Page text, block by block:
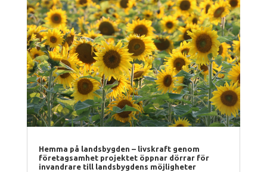
Hemma på landsbygden – livskraft genom
företagsamhet projektet öppnar dörrar för
invandrare till landsbygdens möjligheter